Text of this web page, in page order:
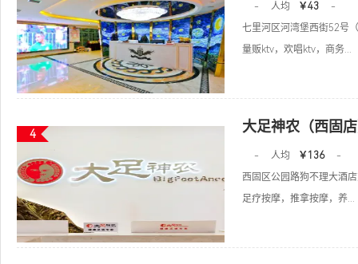
- 人均 ￥43
-
七里河区河湾堡西街52号
量贩ktv，欢唱ktv，商务...
4 大足神农（西固
- 人均 ￥136
-
西固区公园路狗不理大酒
足疗按摩，推拿按摩，养...